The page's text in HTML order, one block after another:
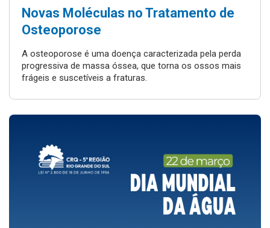
Novas Moléculas no Tratamento de
Osteoporose
A osteoporose é uma doença caracterizada pela perda
progressiva de massa óssea, que torna os ossos mais
frágeis e suscetíveis a fraturas.